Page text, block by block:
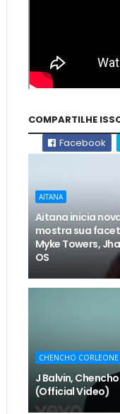
COMPARTILHE
Facebook
AITANA
Aitana inicia
mostra sua
Myke Towers,
OS
CHENCHO CORLEONE
J Balvin,
(Official Video)